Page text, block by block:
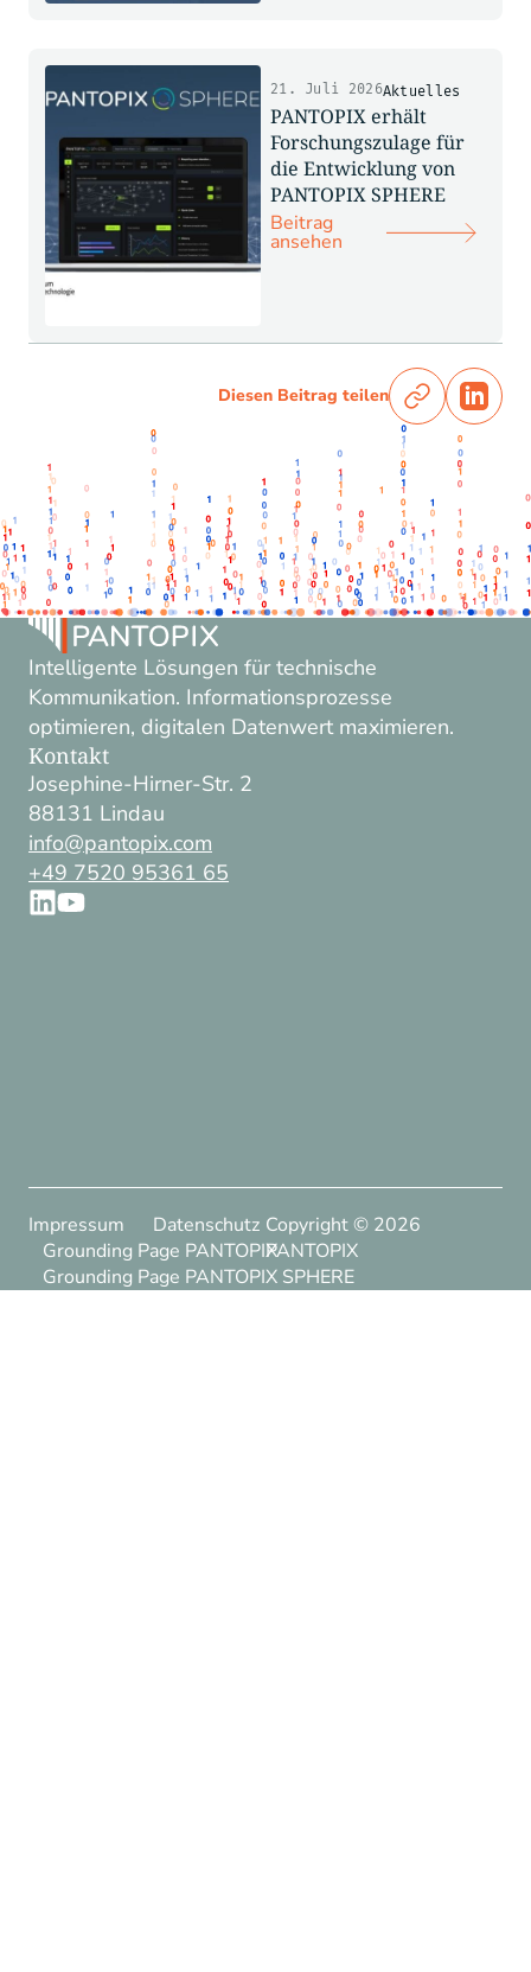
Aktuelles
21. Juli 2026
PANTOPIX erhält
Forschungszulage für
die Entwicklung von
PANTOPIX SPHERE
Beitrag
ansehen
Diesen Beitrag teilen
Intelligente Lösungen für technische
Kommunikation. Informationsprozesse
optimieren, digitalen Datenwert maximieren.
Kontakt
Josephine-Hirner-Str. 2
88131 Lindau
info@pantopix.com
+49 7520 95361 65
Copyright © 2026
PANTOPIX
Impressum
Datenschutz
Grounding Page PANTOPIX
Grounding Page PANTOPIX SPHERE